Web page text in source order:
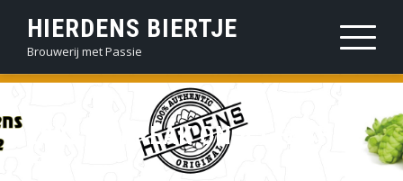
over
ga
naar
inhoud
HIERDENS BIERTJE
Brouwerij met Passie
2023 08 FREAK ON A LEASH